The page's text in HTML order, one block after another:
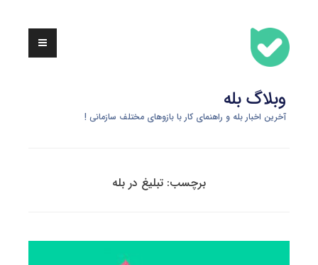
content
وبلاگ بله
آخرین اخبار بله و راهنمای کار با بازوهای مختلف سازمانی !
برچسب: تبلیغ در بله